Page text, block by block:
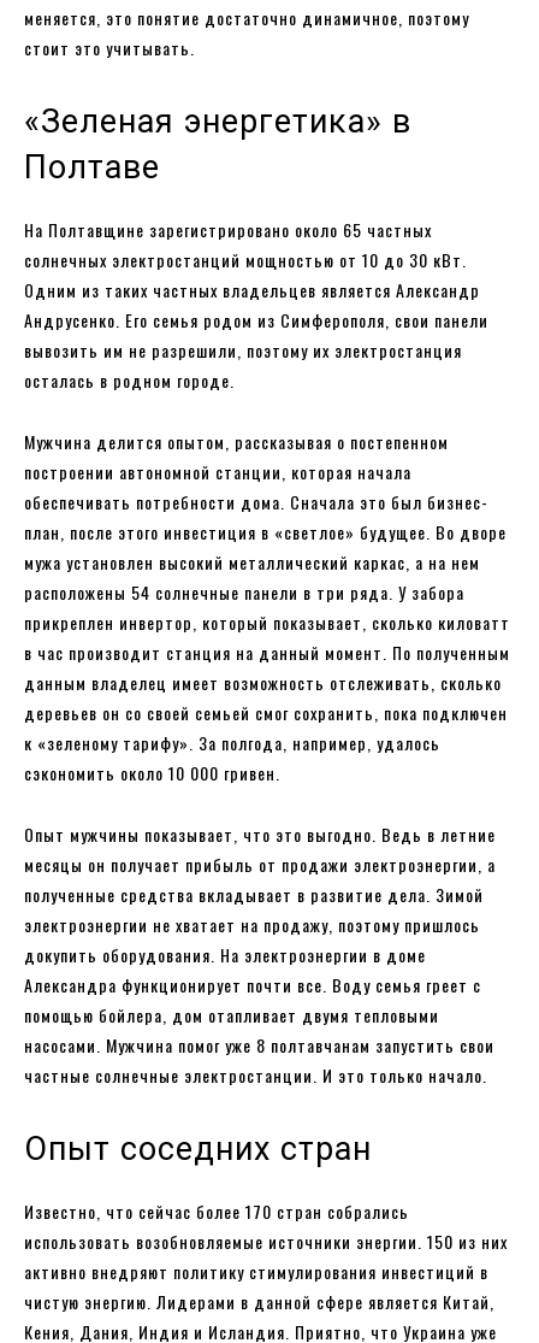
меняется, это понятие достаточно динамичное, поэтому
стоит это учитывать.
«Зеленая энергетика» в
Полтаве
На Полтавщине зарегистрировано около 65 частных
солнечных электростанций мощностью от 10 до 30 кВт.
Одним из таких частных владельцев является Александр
Андрусенко. Его семья родом из Симферополя, свои панели
вывозить им не разрешили, поэтому их электростанция
осталась в родном городе.
Мужчина делится опытом, рассказывая о постепенном
построении автономной станции, которая начала
обеспечивать потребности дома. Сначала это был бизнес-
план, после этого инвестиция в «светлое» будущее. Во дворе
мужа установлен высокий металлический каркас, а на нем
расположены 54 солнечные панели в три ряда. У забора
прикреплен инвертор, который показывает, сколько киловатт
в час производит станция на данный момент. По полученным
данным владелец имеет возможность отслеживать, сколько
деревьев он со своей семьей смог сохранить, пока подключен
к «зеленому тарифу». За полгода, например, удалось
сэкономить около 10 000 гривен.
Опыт мужчины показывает, что это выгодно. Ведь в летние
месяцы он получает прибыль от продажи электроэнергии, а
полученные средства вкладывает в развитие дела. Зимой
электроэнергии не хватает на продажу, поэтому пришлось
докупить оборудования. На электроэнергии в доме
Александра функционирует почти все. Воду семья греет с
помощью бойлера, дом отапливает двумя тепловыми
насосами. Мужчина помог уже 8 полтавчанам запустить свои
частные солнечные электростанции. И это только начало.
Опыт соседних стран
Известно, что сейчас более 170 стран собрались
использовать возобновляемые источники энергии. 150 из них
активно внедряют политику стимулирования инвестиций в
чистую энергию. Лидерами в данной сфере является Китай,
Кения, Дания, Индия и Исландия. Приятно, что Украина уже